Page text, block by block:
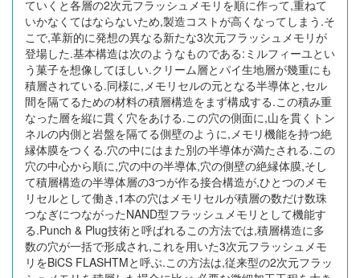
ていくと各層の2次元フラッシュメモリを順に作って,重ねて
いかなくてはならないため,製造コストが高くなってしまう.そ
こで,革新的に発想の異なる新たな3次元フラッシュメモリが
登場した.基本構造は次のようなものである:ミルフィーユとい
う菓子を想像してほしい.クリーム層とパイ生地層が幾重にも
積層されている.同様に,メモリセルの元となる半導体と,セル
間を隔てるための材料の積層構造をまず構成する.この積み重
なった層を縦に貫く穴をあける.この穴の側面に,山を貫くトン
ネルの内側と岩盤を隔てる側壁のように,メモリ機能を持つ絶
縁体膜をつくる.穴の中にはまた別の半導体が満たされる.この
穴の中心から順に,穴の中の半導体,穴の側壁の絶縁体膜,そし
て積層構造の半導体層の3つが作る接合構造が,ひとつのメモ
リセルとして働き,1本の穴はメモリセルが積層の数だけ数珠
つなぎにつながったNAND型フラッシュメモリとして機能す
る.Punch & Plug技術と呼ばれるこの方法では,積層構造に多
数の穴が一括で形成され,これを用いた3次元フラッシュメモ
リをBiCS FLASHTMと呼ぶ.この方法は,従来型の2次元フラッ